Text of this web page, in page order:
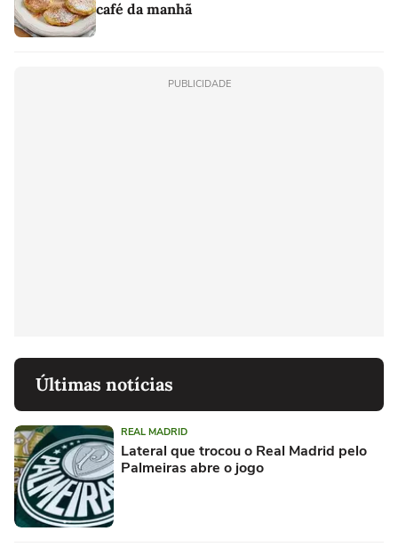
café da manhã
PUBLICIDADE
Últimas notícias
REAL MADRID
Lateral que trocou o Real Madrid pelo
Palmeiras abre o jogo